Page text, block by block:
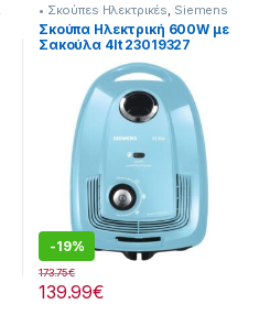
• Σκούπεs Ηλεκτρικέs Siemens
Σκούπα Ηλεκτρική 600W με
Σακούλα 4lt 23019327
-19%
139.99€
173.75€